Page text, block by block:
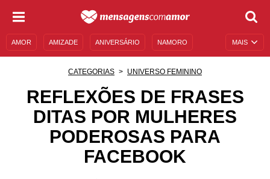
MAIS
AMOR AMIZADE ANIVERSÁRIO NAMORO
AUTOAJUDA
MENSAGENS E FRASES MENSAGENS DE ANIVERSÁRIO
ENTRETENIMENTO FAMOSOS BÍBLIA
CATEGORIAS UNIVERSO FEMININO
REFLEXÕES DE FRASES
DITAS POR MULHERES
PODEROSAS PARA
FACEBOOK